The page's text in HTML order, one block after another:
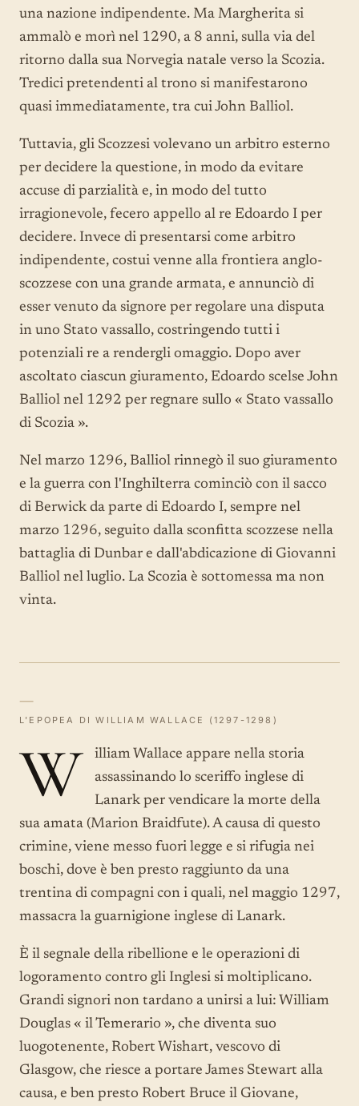
una nazione indipendente. Ma Margherita si
ammalò e morì nel 1290, a 8 anni, sulla via del
ritorno dalla sua Norvegia natale verso la Scozia.
Tredici pretendenti al trono si manifestarono
quasi immediatamente, tra cui John Balliol.
Tuttavia, gli Scozzesi volevano un arbitro esterno
per decidere la questione, in modo da evitare
accuse di parzialità e, in modo del tutto
irragionevole, fecero appello al re Edoardo I per
decidere. Invece di presentarsi come arbitro
indipendente, costui venne alla frontiera anglo-
scozzese con una grande armata, e annunciò di
esser venuto da signore per regolare una disputa
in uno Stato vassallo, costringendo tutti i
potenziali re a rendergli omaggio. Dopo aver
ascoltato ciascun giuramento, Edoardo scelse John
Balliol nel 1292 per regnare sullo « Stato vassallo
di Scozia ».
Nel marzo 1296, Balliol rinnegò il suo giuramento
e la guerra con l'Inghilterra cominciò con il sacco
di Berwick da parte di Edoardo I, sempre nel
marzo 1296, seguito dalla sconfitta scozzese nella
battaglia di Dunbar e dall'abdicazione di Giovanni
Balliol nel luglio. La Scozia è sottomessa ma non
vinta.
—
L'EPOPEA DI WILLIAM WALLACE (1297-1298)
W
illiam Wallace appare nella storia
assassinando lo sceriffo inglese di
Lanark per vendicare la morte della
sua amata (Marion Braidfute). A causa di questo
crimine, viene messo fuori legge e si rifugia nei
boschi, dove è ben presto raggiunto da una
trentina di compagni con i quali, nel maggio 1297,
massacra la guarnigione inglese di Lanark.
È il segnale della ribellione e le operazioni di
logoramento contro gli Inglesi si moltiplicano.
Grandi signori non tardano a unirsi a lui: William
Douglas « il Temerario », che diventa suo
luogotenente, Robert Wishart, vescovo di
Glasgow, che riesce a portare James Stewart alla
causa, e ben presto Robert Bruce il Giovane,